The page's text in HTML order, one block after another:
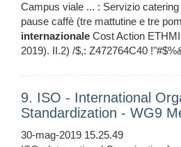
Campus viale ... : Servizio
pause caffè (tre mattutine e tre
internazionale Cost Action
2019). II.2) /$,: Z472764C40
9. ISO - International
Standardization - WG9
30-mag-2019 15.25.49